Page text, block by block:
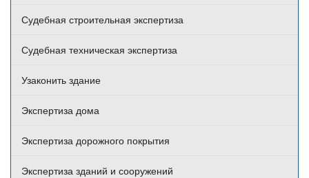
Судебная строительная экспертиза
Судебная техническая экспертиза
Узаконить здание
Экспертиза дома
Экспертиза дорожного покрытия
Экспертиза зданий и сооружений